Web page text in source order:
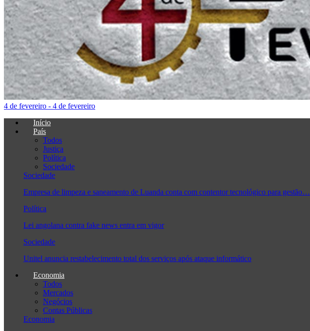
4 de fevereiro - 4 de fevereiro
Início
País
Todos
Justiça
Política
Sociedade
Sociedade
Empresa de limpeza e saneamento de Luanda conta com contentor tecnológico para gestão…
Política
Lei angolana contra fake news entra em vigor
Sociedade
Unitel anuncia restabelecimento total dos serviços após ataque informático
Economia
Todos
Mercados
Negócios
Contas Públicas
Economia